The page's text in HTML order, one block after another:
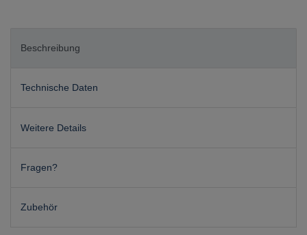
Beschreibung
Technische Daten
Weitere Details
Fragen?
Zubehör